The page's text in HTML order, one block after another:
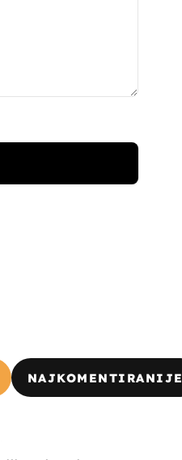
NAJKOMENTIRANIJE